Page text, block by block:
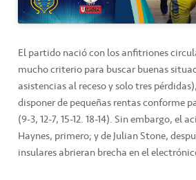
El partido nació con los anfitriones
mucho criterio para buscar buenas
asistencias al receso y solo tres
disponer de pequeñas rentas conforme
(9-3, 12-7, 15-12. 18-14). Sin embargo, el
Haynes, primero; y de Julian Stone,
insulares abrieran brecha en el